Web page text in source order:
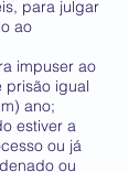
para julgar
ao
impuser ao
prisão igual
ano;
estiver a
ou já
ou